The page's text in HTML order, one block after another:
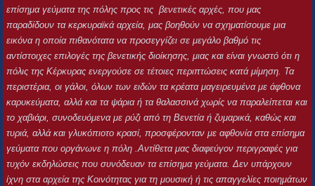
επίσημα γεύματα της πόλης προς τις βενετικές αρχές, που μας
παραδίδουν τα κερκυραϊκά αρχεία, μας βοηθούν να σχηματίσουμε μια
εικόνα η οποία πιθανότατα να προσεγγίζει σε μεγάλο βαθμό τις
αντίστοιχες επιλογές της βενετικής διοίκησης, μιας και είναι γνωστό ότι η
πόλις της Κέρκυρας ενεργούσε σε τέτοιες περιπτώσεις κατά μίμηση. Τα
περιστέρια, οι γάλοι, όλων των ειδών τα κρέατα μαγειρευμένα με άφθονα
καρυκεύματα, αλλά και τα ψάρια ή τα θαλασσινά χωρίς να παραλείπεται και
το χαβιάρι, συνοδευόμενα με ρύζι από τη Βενετία ή ζυμαρικά, καθώς και
τυριά, αλλά και γλυκόπιοτο κρασί, προσφέρονταν με αφθονία στα επίσημα
γεύματα που οργάνωνε η πόλη .Αντίθετα μας διαφεύγον περιγραφές για
τυχόν εκδηλώσεις που συνόδευαν τα επίσημα γεύματα. Δεν υπάρχουν
ίχνη στα αρχεία της Κοινότητας για τη μουσική ή τις απαγγελίες ποιημάτων